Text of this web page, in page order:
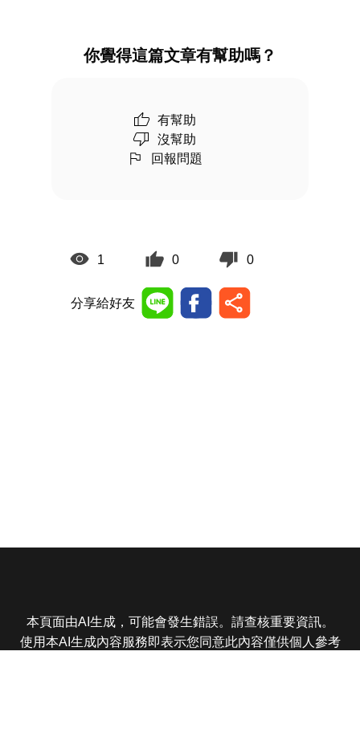
你覺得這篇文章有幫助嗎？
有幫助
沒幫助
回報問題
1 0 0
分享給好友
本頁面由AI生成，可能會發生錯誤。請查核重要資訊。
使用本AI生成內容服務即表示您同意此內容僅供個人參考